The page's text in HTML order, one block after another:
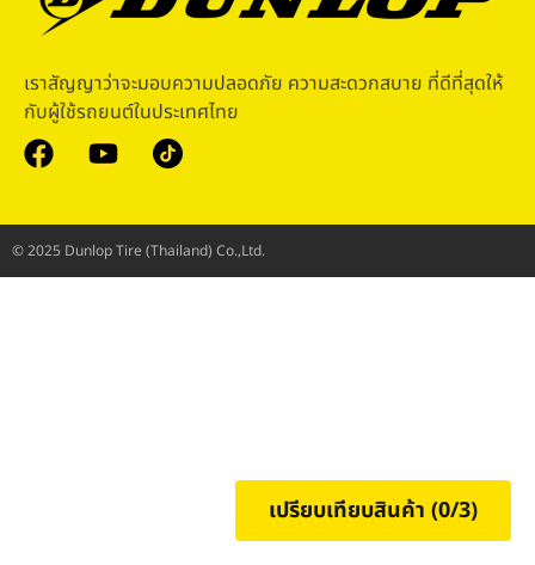
© 2025 Dunlop Tire (Thailand) Co.,Ltd.
เราสัญญาว่าจะมอบความปลอดภัย ความสะดวกสบาย ที่ดีที่สุดให้
กับผู้ใช้รถยนต์ในประเทศไทย
เปรียบเทียบสินค้า (0/3)